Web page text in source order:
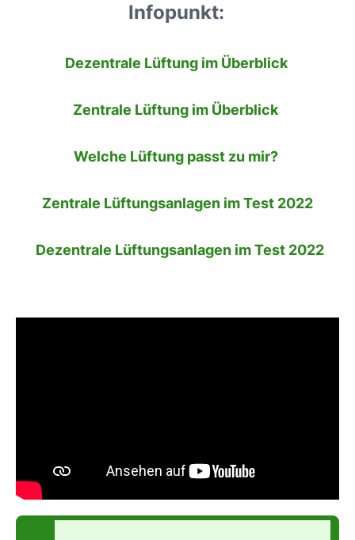
Infopunkt:
Dezentrale Lüftung im Überblick
Zentrale Lüftung im Überblick
Welche Lüftung passt zu mir?
Zentrale Lüftungsanlagen im Test 2022
Dezentrale Lüftungsanlagen im Test 2022